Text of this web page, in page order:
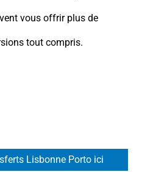
vous offrir plus de
tout compris.
Lisbonne Porto ici